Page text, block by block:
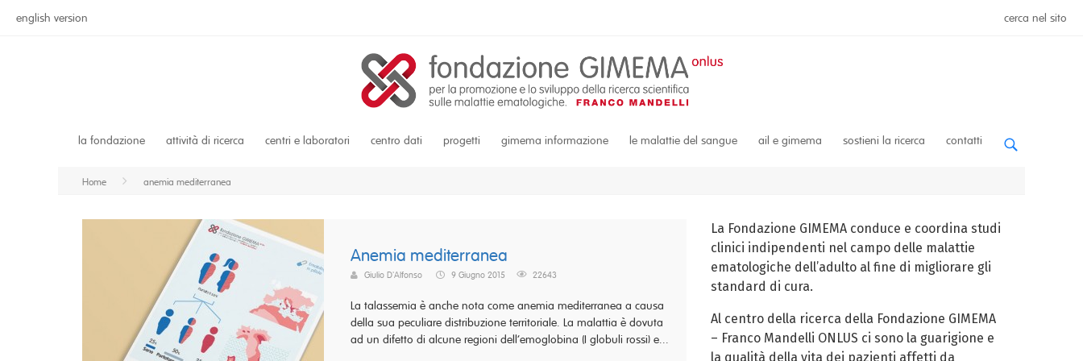
english version cerca nel sito
la fondazione attività di ricerca centri e laboratori centro dati progetti gimema informazione le malattie del sangue ail e gimema sostieni la ricerca contatti
Home anemia mediterranea
Anemia mediterranea
Giulio D'Alfonso 9 Giugno 2015 22643
La talassemia è anche nota come anemia mediterranea a causa
della sua peculiare distribuzione territoriale. La malattia è dovuta
ad un difetto di alcune regioni dell’emoglobina (I globuli rossi) e...
La Fondazione GIMEMA conduce e coordina studi
clinici indipendenti nel campo delle malattie
ematologiche dell’adulto al fine di migliorare gli
standard di cura.
Al centro della ricerca della Fondazione GIMEMA
– Franco Mandelli ONLUS ci sono la guarigione e
la qualità della vita dei pazienti affetti da